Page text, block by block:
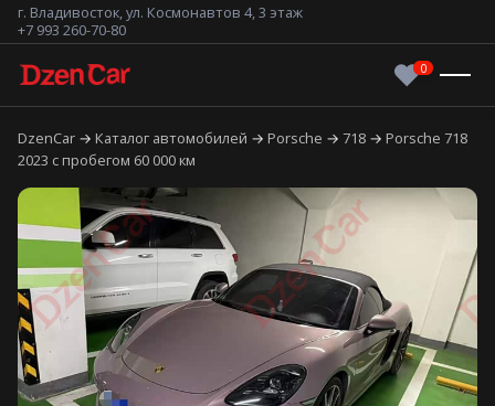
г. Владивосток, ул. Космонавтов 4, 3 этаж
+7 993 260-70-80
DzenCar Каталог автомобилей Porsche 718
Porsche 718
2023 с пробегом 60 000 км